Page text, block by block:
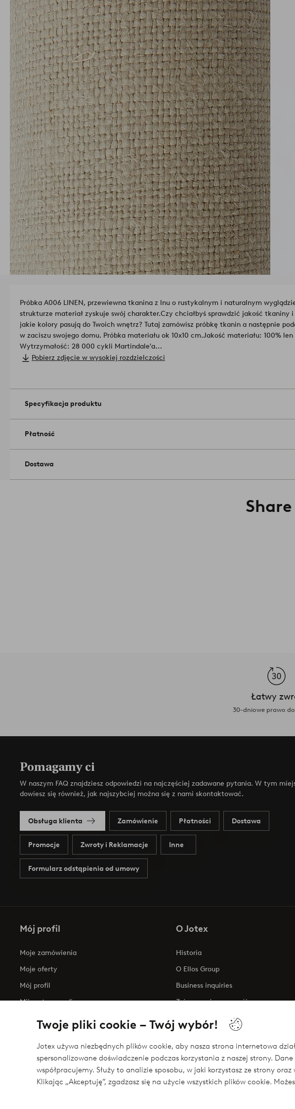
Twoje pliki cookie – Twój wybór!
Jotex używa niezbędnych plików cookie, aby nasza strona internetowa
spersonalizowane doświadczenie podczas korzystania z naszej strony.
współpracujemy. Służy to analizie sposobu, w jaki korzystasz ze strony
Klikając „Akceptuję”, zgadzasz się na użycie wszystkich plików cookie.
Próbka A006 LINEN, przewiewna tkanina z lnu o rustykalnym i naturalnym
strukturze materiał zyskuje swój charakter.Czy chciałbyś sprawdzić jakość tkaniny
jakie kolory pasują do Twoich wnętrz? Tutaj zamówisz próbkę tkanin a następnie
w zaciszu swojego domu. Próbka materiału ok 10x10 cm.Jakość materiału: 100% len
Wytrzymałość: 28 000 cykli Martindale'a
Odporność na światło: 4/5
Pobierz zdjęcie w wysokiej rozdzielczości
Specyfikacja produktu
Płatność
Dostawa
Łatwy
30-dniowe prawo
Pomagamy ci
W naszym FAQ znajdziesz odpowiedzi na najczęściej zadawane pytania. W tym
dowiesz się również, jak najszybciej można się z nami skontaktować.
Obsługa klienta Zamówienie Płatności Dostawa
Promocje Zwroty i Reklamacje Inne
Formularz odstąpienia od umowy
Mój profil
Moje zamówienia
Moje oferty
Mój profil
Mijn retourzendingen
O Jotex
Historia
O Ellos Group
Business inquiries
Zrównoważony rozwój
Oświadczenie o dostępności
Bezpieczne płatności - zapłać teraz lub podziel się
Chcesz dowiedzieć się więcej o naszych opcjach płatności